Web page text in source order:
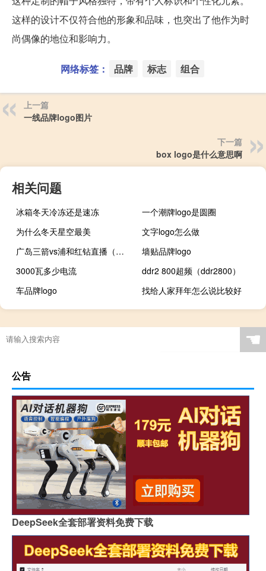
这样的设计不仅符合他的形象和品味，也突出了他作为时
尚偶像的地位和影响力。
网络标签： 品牌 标志 组合
上一篇
一线品牌logo图片
下一篇
box logo是什么意思啊
相关问题
冰箱冬天冷冻还是速冻
一个潮牌logo是圆圈
为什么冬天星空最美
文字logo怎么做
广岛三箭vs浦和红钻直播（红钻秒8）
墙贴品牌logo
3000瓦多少电流
ddr2 800超频（ddr2800）
车品牌logo
找给人家拜年怎么说比较好
☚
公告
DeepSeek全套部署资料免费下载